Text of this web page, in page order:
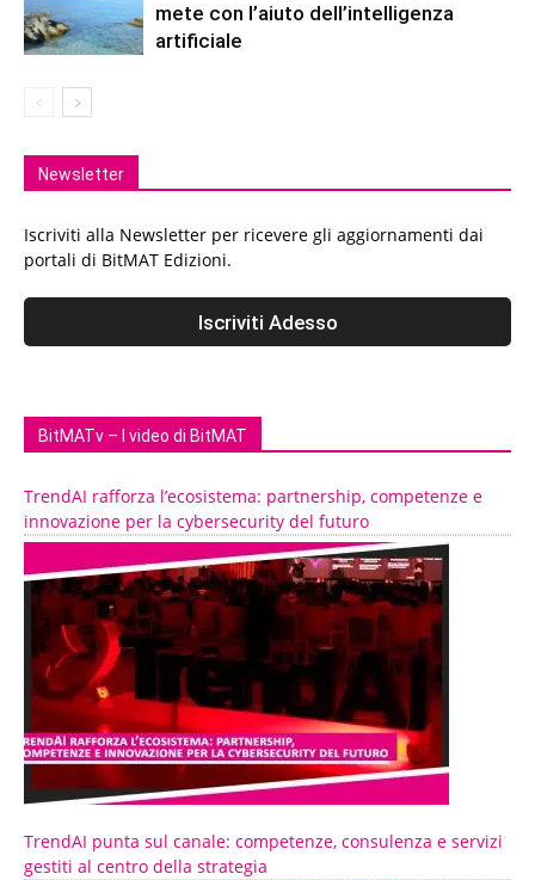
mete con l’aiuto dell’intelligenza
artificiale
Newsletter
Iscriviti alla Newsletter per ricevere gli aggiornamenti dai
portali di BitMAT Edizioni.
BitMATv – I video di BitMAT
TrendAI rafforza l’ecosistema: partnership, competenze e
innovazione per la cybersecurity del futuro
TrendAI punta sul canale: competenze, consulenza e servizi
gestiti al centro della strategia